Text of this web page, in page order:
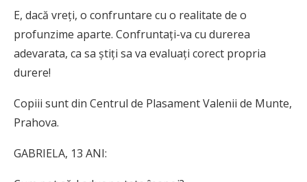
E, dacă vreți, o confruntare cu o realitate de o
profunzime aparte. Confruntați-va cu durerea
adevarata, ca sa știți sa va evaluați corect propria
durere!
Copiii sunt din Centrul de Plasament Valenii de Munte,
Prahova.
GABRIELA, 13 ANI: